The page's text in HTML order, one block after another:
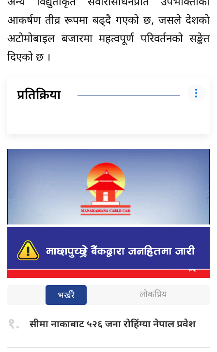
आकर्षण तीव्र रूपमा बढ्दै गएको छ, जसले देशको
अटोमोबाइल बजारमा महत्वपूर्ण परिवर्तनको सङ्केत
दिएको छ ।
प्रतिक्रिया
भर्खरै लोकप्रिय
१. सीमा नाकाबाट ५२६ जना रोहिंग्या नेपाल प्रवेश